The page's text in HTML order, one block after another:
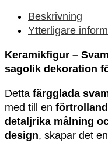
mängd
Beskrivning
Ytterligare
Keramikfigur –
sagolik dekoration
Detta färgglada
med till en
detaljrika målning
design, skapar det en